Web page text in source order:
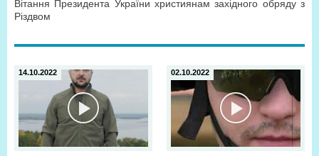
Вітання Президента України християнам західного обряду з
Різдвом
14.10.2022 02.10.2022